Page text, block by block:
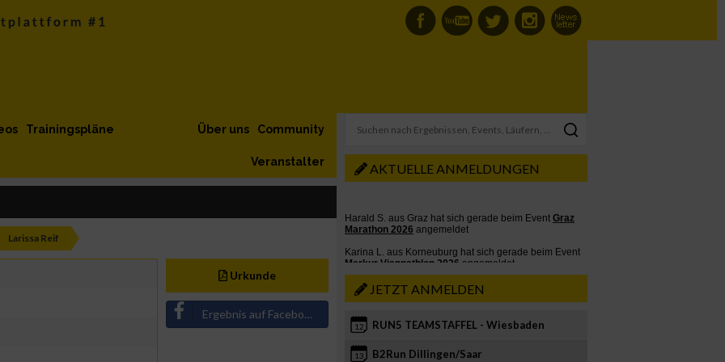
Trainingspläne Community
Über uns
Veranstalter
Larissa Reif
Urkunde
Ergebnis auf Facebook teilen
AKTUELLE ANMELDUNGEN
JETZT ANMELDEN
12 RUN5 TEAMSTAFFEL - Wiesbaden
13 B2Run Dillingen/Saar